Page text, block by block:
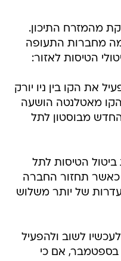
מהמזרח התיכון.
מחברות התעופה
הטיסות לאזור:
את הקו בין ניו יורק
הקו מאטלנטה הושעה
החדש מבוסטון לתל
ביטול הטיסות לתל
ולדוחה עד ינואר 2027. כאשר תחזור החברה
של יותר משלוש
לעכשיו לשוב ולהפעיל
טיסות לתל אביב ולדובאי ב-7 בספטמבר, אם כי